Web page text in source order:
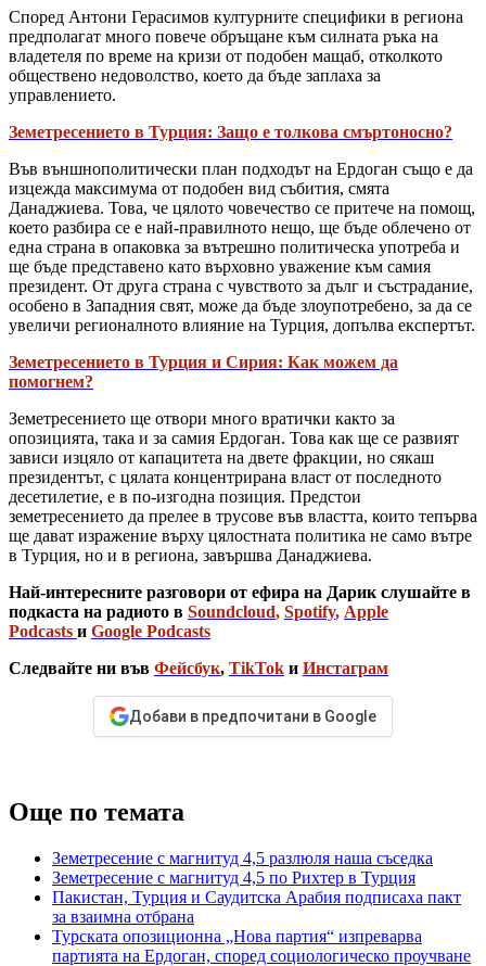
Според Антони Герасимов културните специфики в региона
предполагат много повече обръщане към силната ръка на
владетеля по време на кризи от подобен мащаб, отколкото
обществено недоволство, което да бъде заплаха за
управлението.
Земетресението в Турция: Защо е толкова смъртоносно?
Във външнополитически план подходът на Ердоган също е да
изцежда максимума от подобен вид събития, смята
Данаджиева. Това, че цялото човечество се притече на помощ,
което разбира се е най-правилното нещо, ще бъде облечено от
една страна в опаковка за вътрешно политическа употреба и
ще бъде представено като върховно уважение към самия
президент. От друга страна с чувството за дълг и състрадание,
особено в Западния свят, може да бъде злоупотребено, за да се
увеличи регионалното влияние на Турция, допълва експертът.
Земетресението в Турция и Сирия: Как можем да
помогнем?
Земетресението ще отвори много вратички както за
опозицията, така и за самия Ердоган. Това как ще се развият
зависи изцяло от капацитета на двете фракции, но сякаш
президентът, с цялата концентрирана власт от последното
десетилетие, е в по-изгодна позиция. Предстои
земетресението да прелее в трусове във властта, които тепърва
ще дават изражение върху цялостната политика не само вътре
в Турция, но и в региона, завършва Данаджиева.
Най-интересните разговори от ефира на Дарик слушайте в
подкаста на радиото в Soundcloud, Spotify, Apple
Podcasts и Google Podcasts
Следвайте ни във Фейсбук, TikTok и Инстаграм
Добави в предпочитани в Google
Още по темата
Земетресение с магнитуд 4,5 разлюля наша съседка
Земетресение с магнитуд 4,5 по Рихтер в Турция
Пакистан, Турция и Саудитска Арабия подписаха пакт
за взаимна отбрана
Турската опозиционна „Нова партия“ изпреварва
партията на Ердоган, според социологическо проучване